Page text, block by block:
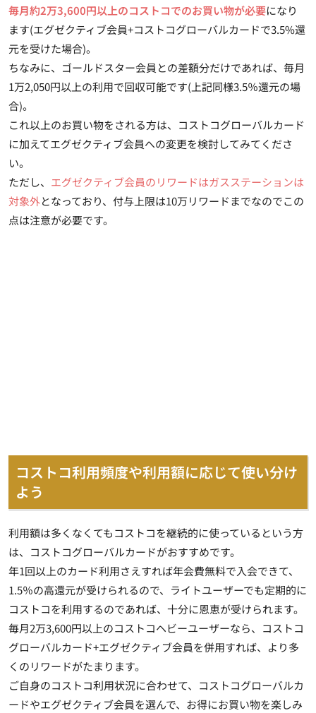
毎月約2万3,600円以上のコストコでのお買い物が必要になり
ます(エグゼクティブ会員+コストコグローバルカードで3.5%還
元を受けた場合)。
ちなみに、ゴールドスター会員との差額分だけであれば、毎月
1万2,050円以上の利用で回収可能です(上記同様3.5％還元の場
合)。
これ以上のお買い物をされる方は、コストコグローバルカード
に加えてエグゼクティブ会員への変更を検討してみてくださ
い。
ただし、 エグゼクティブ会員のリワードはガスステーションは
対象外となっており、付与上限は10万リワードまでなのでこの
点は注意が必要です。
コストコ利用頻度や利用額に応じて使い分け
よう
利用額は多くなくてもコストコを継続的に使っているという方
は、コストコグローバルカードがおすすめです。
年1回以上のカード利用さえすれば年会費無料で入会できて、
1.5％の高還元が受けられるので、 ライトユーザーでも定期的に
コストコを利用するのであれば、十分に恩恵が受けられます。
毎月2万3,600円以上のコストコヘビーユーザーなら、コストコ
グローバルカード+エグゼクティブ会員を併用すれば、より多
くのリワードがたまります。
ご自身のコストコ利用状況に合わせて、コストコグローバルカ
ードやエグゼクティブ会員を選んで、お得にお買い物を楽しみ